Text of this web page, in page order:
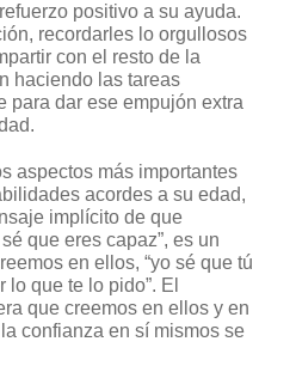
positivo a su ayuda.
recordarles lo orgullosos
con el resto de la
haciendo las tareas
para dar ese empujón extra
aspectos más importantes
acordes a su edad,
implícito de que
que eres capaz”, es un
en ellos, “yo sé que tú
que te lo pido”. El
que creemos en ellos y en
confianza en sí mismos se